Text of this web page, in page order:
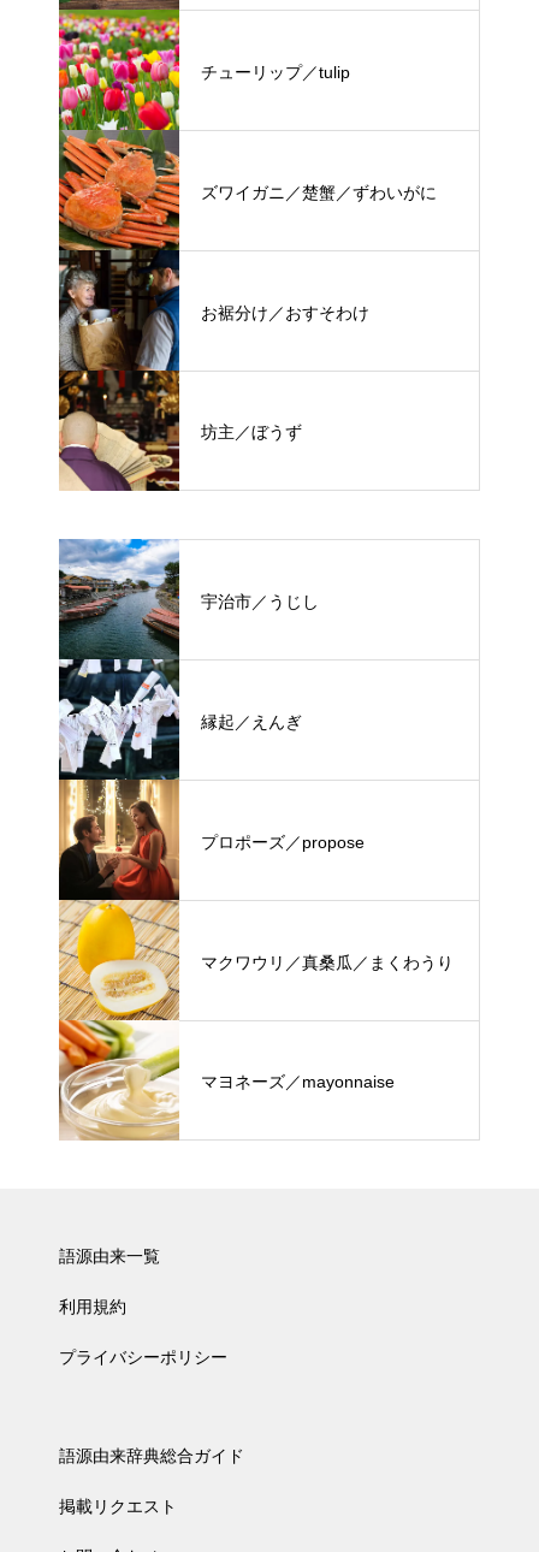
チューリップ／tulip
ズワイガニ／楚蟹／ずわいがに
お裾分け／おすそわけ
坊主／ぼうず
宇治市／うじし
縁起／えんぎ
プロポーズ／propose
マクワウリ／真桑瓜／まくわうり
マヨネーズ／mayonnaise
語源由来一覧
利用規約
プライバシーポリシー
語源由来辞典総合ガイド
掲載リクエスト